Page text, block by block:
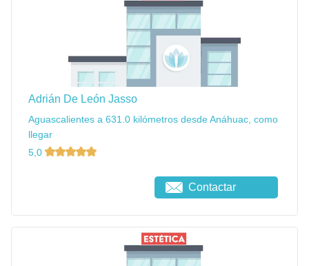
Adrián De León Jasso
Aguascalientes a 631.0 kilómetros desde Anáhuac, como
llegar
5,0
Contactar